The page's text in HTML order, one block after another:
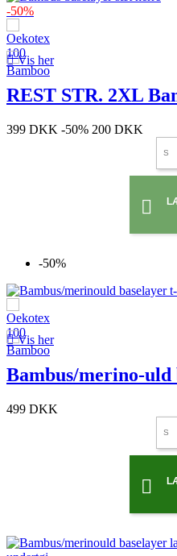
-50%
Vis her
REST STR. 2XL
399 DKK -50% 200 DKK

-50%
Vis her
Bambus/merino-uld
499 DKK
